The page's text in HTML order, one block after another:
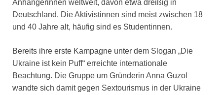
Anhängerinnen weltweit, davon etwa dreißig in
Deutschland. Die Aktivistinnen sind meist zwischen 18
und 40 Jahre alt, häufig sind es Studentinnen.
Bereits ihre erste Kampagne unter dem Slogan „Die
Ukraine ist kein Puff“ erreichte internationale
Beachtung. Die Gruppe um Gründerin Anna Guzol
wandte sich damit gegen Sextourismus in der Ukraine